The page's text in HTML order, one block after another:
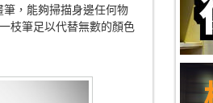
，能夠掃描身邊任何物
枝筆足以代替無數的顏色